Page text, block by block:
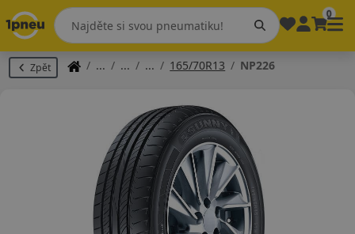
0
Zpět 165/70R13 NP226